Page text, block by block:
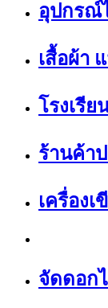
อุปกรณ์
เสื้อผ้า
โรงเรีย
ร้านค้า
เครื่อง
จัดดอก